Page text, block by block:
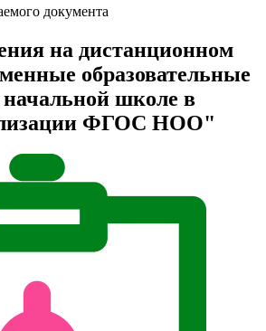
документа
на дистанционном
образовательные
начальной школе в
ФГОС НОО"